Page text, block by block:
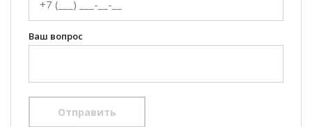
Ваш вопрос
Отправить